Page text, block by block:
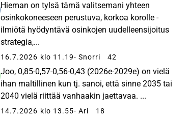
Hieman on tylsä tämä valitsemani yhteen
osinkokoneeseen perustuva, korkoa korolle -
ilmiötä hyödyntävä osinkojen uudelleensijoitus
strategia,...
16.7.2026 klo 11.19- Snorri 42
Joo, 0,85-0,57-0,56-0,43 (2026e-2029e) on vielä
ihan maltillinen kun tj. sanoi, että sinne 2035 tai
2040 vielä riittää vanhaakin jaettavaa. ...
14.7.2026 klo 13.55- Ari 18